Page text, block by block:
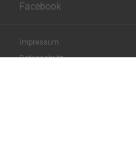
Facebook
Impressum
Datenschutz